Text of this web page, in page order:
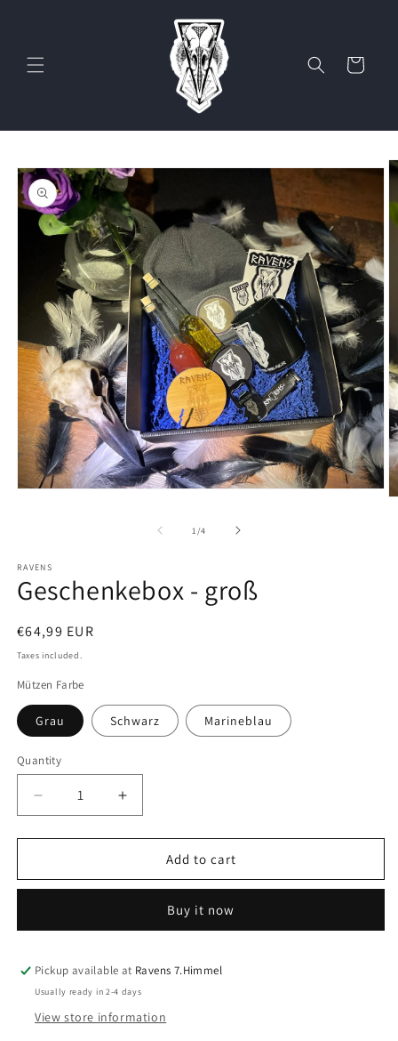
Cart
product
information
1/of
4
RAVENS
Geschenkebox - groß
Regular
price
€64,99 EUR
Taxes included.
Mützen Farbe
Grau Schwarz Marineblau
Quantity
Quantity
Decrease
quantity
for
-
Increase
quantity
for
Geschenkebox
-
Add to cart
Buy it now
Pickup available at Ravens 7.Himmel
Usually ready in 2-4 days
View store information